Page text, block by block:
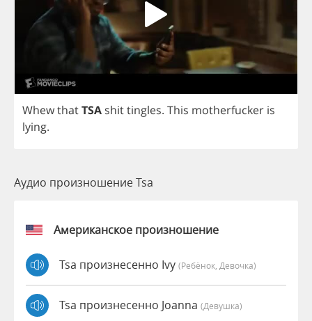
WhewthatTSA shittingles. This motherfucker is
lying.
Аудио произношение Tsa
Американское произношение
Tsa произнесенно Ivy (Ребёнок, Девочка)
Tsa произнесенно Joanna (девушка)